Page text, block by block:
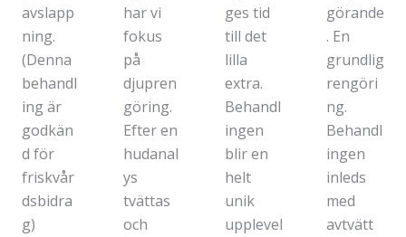
avslapp
ning.
(Denna
behandl
ing är
godkän
d för
friskvår
dsbidra
g)
har vi
fokus
på
djupren
göring.
Efter en
hudanal
ys
tvättas
och
ges tid
till det
lilla
extra.
Behandl
ingen
blir en
helt
unik
upplevel
görande
. En
grundlig
rengöri
ng.
Behandl
ingen
inleds
med
avtvätt